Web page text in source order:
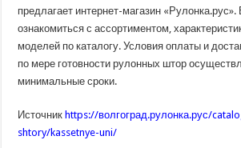
предлагает интернет-магазин
ознакомиться с ассортиментом,
моделей по каталогу. Условия оплаты и
по мере готовности рулонных штор
минимальные сроки.
Источник https://волгоград.рулонка.рус/
shtory/kassetnye-uni/